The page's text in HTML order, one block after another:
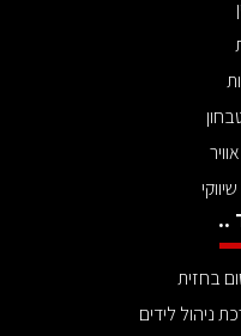
..
בחזית
ניהול לידים